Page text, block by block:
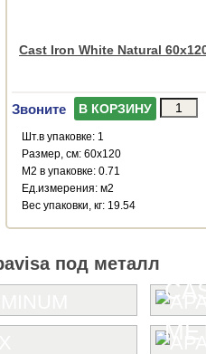
Cast Iron White Natural
Звоните В КОРЗИНУ
Шт.в упаковке: 1
Размер, см: 60x120
М2 в упаковке: 0.71
Ед.измерения: м2
Веc упаковки, кг: 19.54
под металл